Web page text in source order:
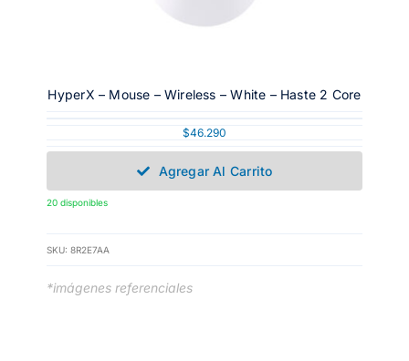
HyperX – Mouse – Wireless – White – Haste 2 Core
$46.290
Agregar Al Carrito
20 disponibles
SKU: 8R2E7AA
*imágenes referenciales